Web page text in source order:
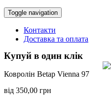
Toggle navigation
Контакти
Доставка та оплата
Купуй в один клік
Ковролін Betap Vienna 97
від 350,00 грн